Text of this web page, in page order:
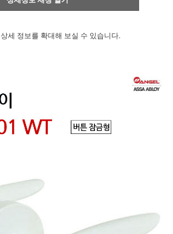
상세 정보를 확대해 보실 수 있습니다.